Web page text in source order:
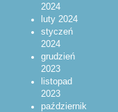
2024
luty 2024
styczeń
2024
grudzień
2023
listopad
2023
październik